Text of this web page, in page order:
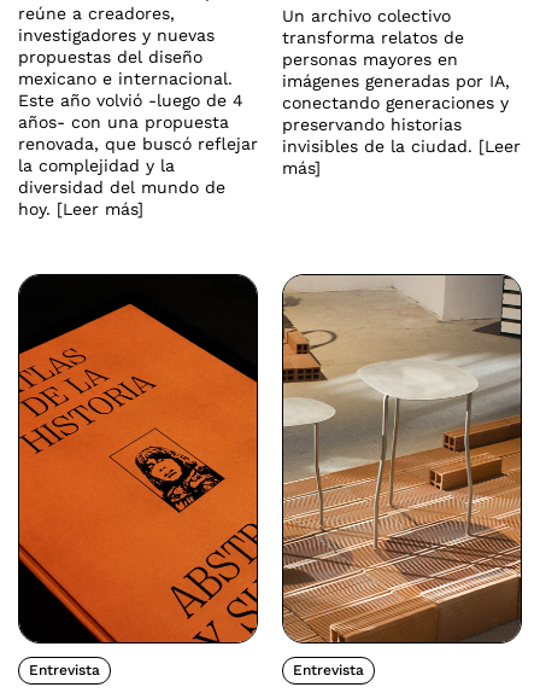
reúne a creadores,
investigadores y nuevas
propuestas del diseño
mexicano e internacional.
Este año volvió -luego de 4
años- con una propuesta
renovada, que buscó reflejar
la complejidad y la
diversidad del mundo de
hoy. [Leer más]
Un archivo colectivo
transforma relatos de
personas mayores en
imágenes generadas por IA,
conectando generaciones y
preservando historias
invisibles de la ciudad. [Leer
más]
Entrevista Entrevista